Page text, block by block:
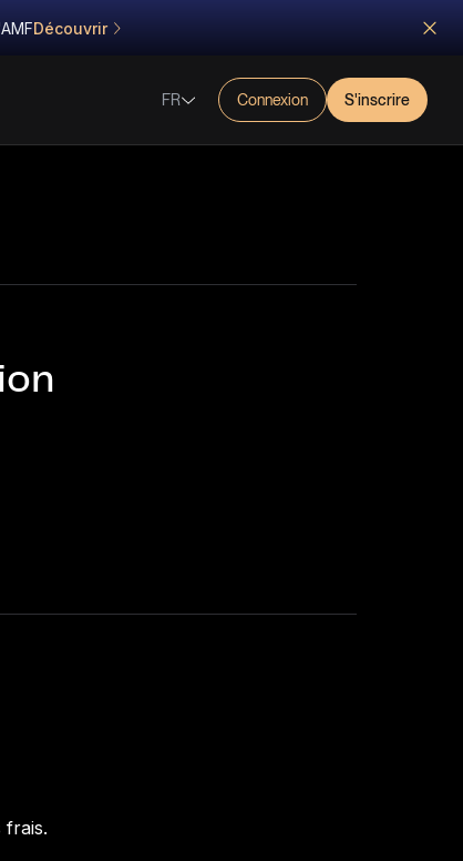
Découvrir
FR Connexion S'inscrire
frais.